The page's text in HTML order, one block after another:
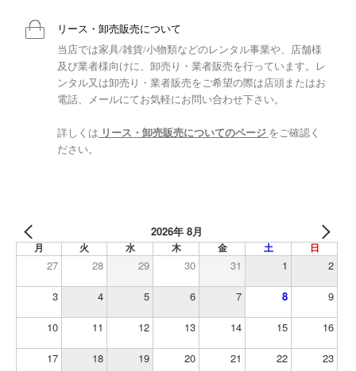
リース・卸売販売について
当店では家具/雑貨/小物類などのレンタル事業や、店舗様
及び業者様向けに、卸売り・業者販売を行っています。レ
ンタル又は卸売り・業者販売をご希望の際は店頭またはお
電話、メールにてお気軽にお問い合わせ下さい。
詳しくは リース・卸売販売についてのページ をご確認く
ださい。
2026年 8月
月 火 水 木 金 土 日
27 28 29 30 31 1 2
3 4 5 6 7 8 9
10 11 12 13 14 15 16
17 18 19 20 21 22 23